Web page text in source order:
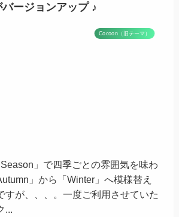
ージョンアップ ♪
Cocoon（旧テーマ）
」で四季ごとの雰囲気を味わ
」から「Winter」へ模様替え
すが、、、。一度ご利用させていた
...